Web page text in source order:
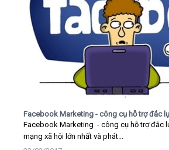
Facebook Marketing - công cụ hỗ trợ đắc
Facebook Marketing - công cụ hỗ trợ đắc
mạng xã hội lớn nhất và phát...